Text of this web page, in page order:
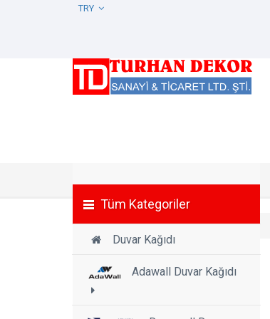
Tüm Kategoriler
Duvar Kağıdı
Adawall Duvar Kağıdı